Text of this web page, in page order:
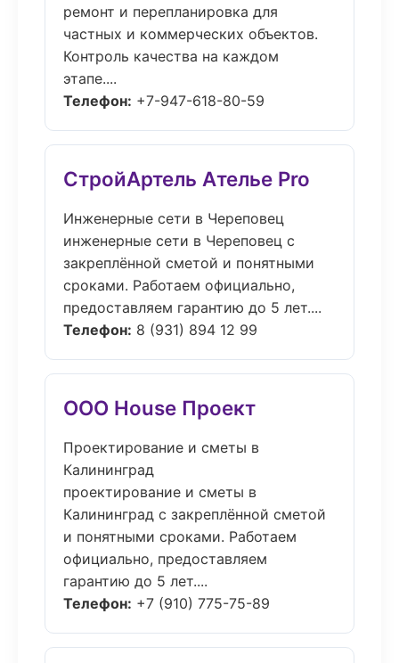
ремонт и перепланировка для
частных и коммерческих объектов.
Контроль качества на каждом
этапе....
Телефон: +7-947-618-80-59
СтройАртель Ателье Pro
Инженерные сети в Череповец
инженерные сети в Череповец с
закреплённой сметой и понятными
сроками. Работаем официально,
предоставляем гарантию до 5 лет....
Телефон: 8 (931) 894 12 99
ООО House Проект
Проектирование и сметы в
Калининград
проектирование и сметы в
Калининград с закреплённой сметой
и понятными сроками. Работаем
официально, предоставляем
гарантию до 5 лет....
Телефон: +7 (910) 775-75-89